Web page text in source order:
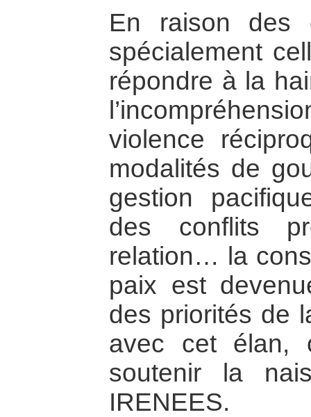
En raison des
spécialement
répondre à la
violence
modalités de
gestion
des conflits
relation… la
paix est
des priorités de
avec cet élan,
soutenir la
IRENEES.